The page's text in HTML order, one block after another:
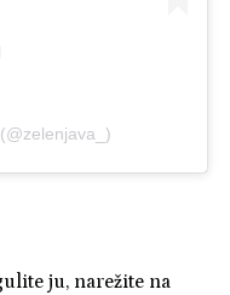
ju, narežite na